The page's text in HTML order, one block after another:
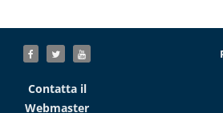
Contatta il
Webmaster